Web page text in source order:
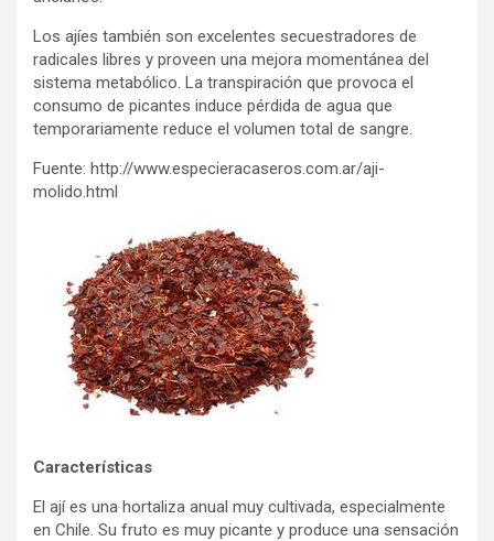
Los ajíes también son excelentes secuestradores de
radicales libres y proveen una mejora momentánea del
sistema metabólico. La transpiración que provoca el
consumo de picantes induce pérdida de agua que
temporariamente reduce el volumen total de sangre.
Fuente: http://www.especieracaseros.com.ar/aji-
molido.html
Características
El ají­ es una hortaliza anual muy cultivada, especialmente
en Chile. Su fruto es muy picante y produce una sensación